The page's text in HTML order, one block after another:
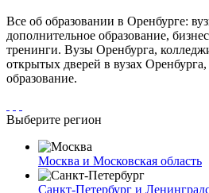
Все об образовании в Оренбурге:
дополнительное образование,
тренинги. Вузы Оренбурга,
открытых дверей в вузах
образование.
Выберите регион
Москва и Московская область
Санкт-Петербург и